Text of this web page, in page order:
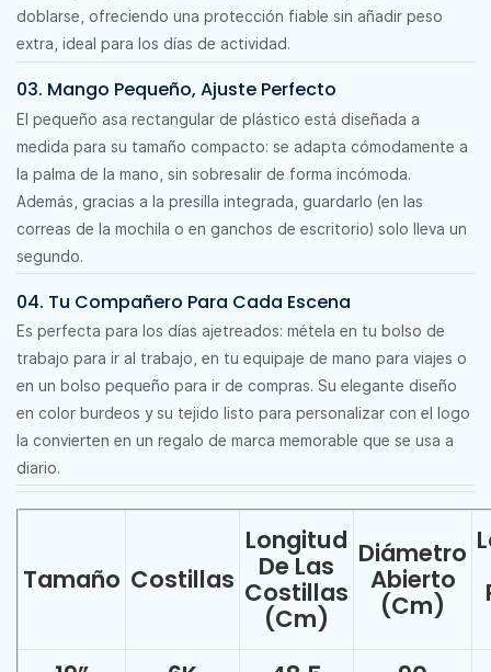
doblarse, ofreciendo una protección fiable sin añadir peso
extra, ideal para los días de actividad.
03. Mango Pequeño, Ajuste Perfecto
El pequeño asa rectangular de plástico está diseñada a
medida para su tamaño compacto: se adapta cómodamente a
la palma de la mano, sin sobresalir de forma incómoda.
Además, gracias a la presilla integrada, guardarlo (en las
correas de la mochila o en ganchos de escritorio) solo lleva un
segundo.
04. Tu Compañero Para Cada Escena
Es perfecta para los días ajetreados: métela en tu bolso de
trabajo para ir al trabajo, en tu equipaje de mano para viajes o
en un bolso pequeño para ir de compras. Su elegante diseño
en color burdeos y su tejido listo para personalizar con el logo
la convierten en un regalo de marca memorable que se usa a
diario.
Tamaño Costillas
Longitud
De Las
Costillas
(cm)
Diámetro
Abierto
(cm)